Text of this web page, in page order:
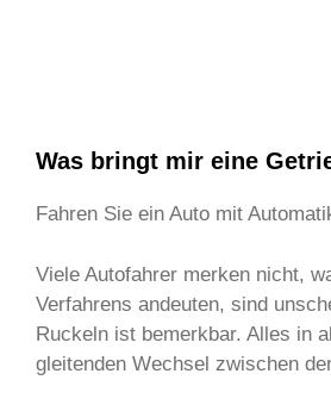
Was bringt mir eine
Fahren Sie ein Auto mit
Viele Autofahrer merken nicht,
Verfahrens andeuten, sind
Ruckeln ist bemerkbar. Alles in
gleitenden Wechsel zwischen